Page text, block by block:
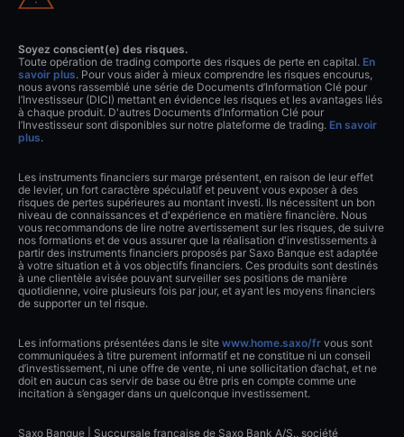
Soyez conscient(e) des risques.
Toute opération de trading comporte des risques de perte en capital. En
savoir plus. Pour vous aider à mieux comprendre les risques encourus,
nous avons rassemblé une série de Documents d’Information Clé pour
l’Investisseur (DICI) mettant en évidence les risques et les avantages liés
à chaque produit. D'autres Documents d’Information Clé pour
l’Investisseur sont disponibles sur notre plateforme de trading. En savoir
plus.
Les instruments financiers sur marge présentent, en raison de leur effet
de levier, un fort caractère spéculatif et peuvent vous exposer à des
risques de pertes supérieures au montant investi. Ils nécessitent un bon
niveau de connaissances et d'expérience en matière financière. Nous
vous recommandons de lire notre avertissement sur les risques, de suivre
nos formations et de vous assurer que la réalisation d'investissements à
partir des instruments financiers proposés par Saxo Banque est adaptée
à votre situation et à vos objectifs financiers. Ces produits sont destinés
à une clientèle avisée pouvant surveiller ses positions de manière
quotidienne, voire plusieurs fois par jour, et ayant les moyens financiers
de supporter un tel risque.
Les informations présentées dans le site www.home.saxo/fr vous sont
communiquées à titre purement informatif et ne constitue ni un conseil
d’investissement, ni une offre de vente, ni une sollicitation d’achat, et ne
doit en aucun cas servir de base ou être pris en compte comme une
incitation à s’engager dans un quelconque investissement.
Saxo Banque | Succursale française de Saxo Bank A/S., société